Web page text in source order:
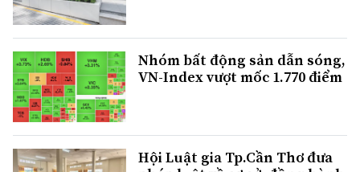
Nhóm bất động sản dẫn sóng,
VN-Index vượt mốc 1.770 điểm
Hội Luật gia Tp.Cần Thơ đưa